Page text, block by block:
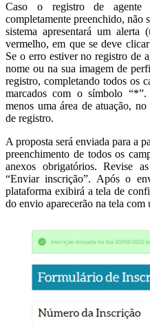
Caso o registro de agente
completamente preenchido, não
sistema apresentará um
vermelho, em que se deve
Se o erro estiver no registro de
nome ou na sua imagem de
registro, completando todos os
marcados com o símbolo
menos uma área de atuação,
de registro.
A proposta será enviada para a
preenchimento de todos os
anexos obrigatórios. Revise
“Enviar inscrição”. Após o
plataforma exibirá a tela de
do envio aparecerão na tela com